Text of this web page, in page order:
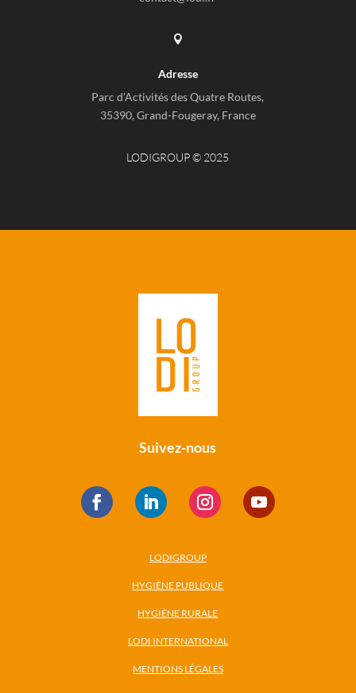

Adresse
Parc d’Activités des Quatre Routes,
35390, Grand-Fougeray, France
LODIGROUP © 2025
Suivez-nous
LODIGROUP
HYGIÈNE PUBLIQUE
HYGIÈNE RURALE
LODI INTERNATIONAL
MENTIONS LÉGALES